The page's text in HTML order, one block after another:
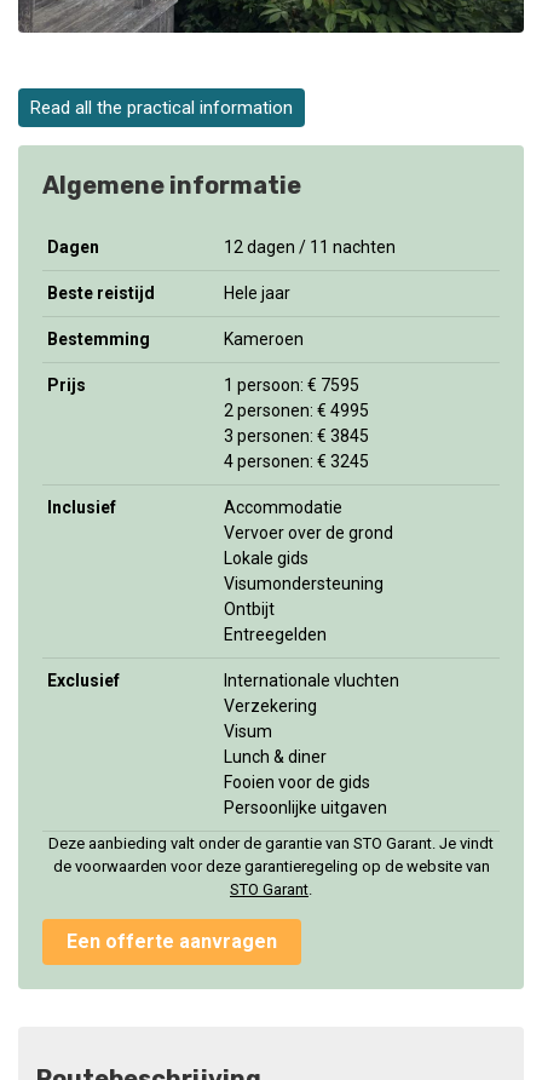
Read all the practical information
Algemene informatie
Dagen 12 dagen / 11 nachten
Beste reistijd Hele jaar
Bestemming Kameroen
Prijs
1 persoon: € 7595
2 personen: € 4995
3 personen: € 3845
4 personen: € 3245
Inclusief
Accommodatie
Vervoer over de grond
Lokale gids
Visumondersteuning
Ontbijt
Entreegelden
Exclusief
Internationale vluchten
Verzekering
Visum
Lunch & diner
Fooien voor de gids
Persoonlijke uitgaven
Deze aanbieding valt onder de garantie van STO Garant. Je vindt
de voorwaarden voor deze garantieregeling op de website van
STO Garant
Een offerte aanvragen